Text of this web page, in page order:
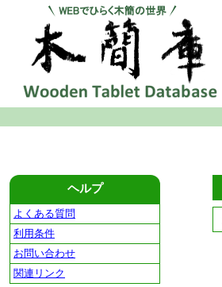
ヘルプ
よくある質問
利用条件
お問い合わせ
関連リンク